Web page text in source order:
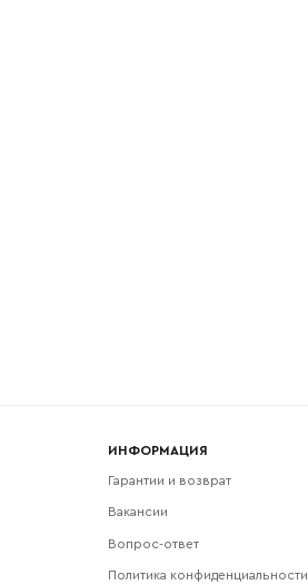
ИНФОРМАЦИЯ
Гарантии и возврат
Вакансии
Вопрос-ответ
Политика конфиденциальности